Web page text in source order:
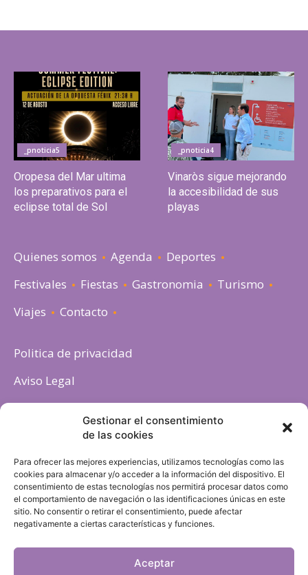
Gestionar el consentimiento
de las cookies
Para ofrecer las mejores experiencias, utilizamos tecnologías como las
cookies para almacenar y/o acceder a la información del dispositivo. El
consentimiento de estas tecnologías nos permitirá procesar datos como
el comportamiento de navegación o las identificaciones únicas en este
sitio. No consentir o retirar el consentimiento, puede afectar
negativamente a ciertas características y funciones.
Aceptar
_pnoticia5
Oropesa del Mar ultima
los preparativos para el
eclipse total de Sol
_pnoticia4
Vinaròs sigue mejorando
la accesibilidad de sus
playas
Quienes somos Agenda
Deportes
Festivales
Fiestas Gastronomia
Turismo
Viajes
Contacto
Politica de privacidad
Aviso Legal
Política de cookies